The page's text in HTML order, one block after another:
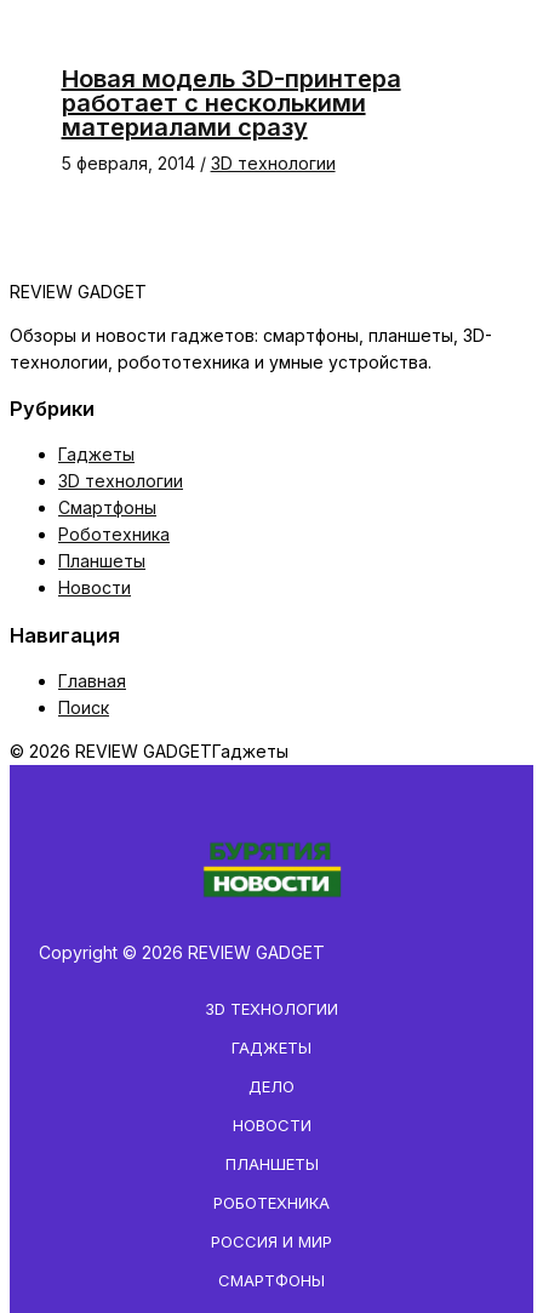
Новая модель 3D-принтера
работает с несколькими
материалами сразу
5 февраля, 2014 / 3D технологии
REVIEW GADGET
Обзоры и новости гаджетов: смартфоны, планшеты, 3D-
технологии, робототехника и умные устройства.
Рубрики
Гаджеты
3D технологии
Смартфоны
Роботехника
Планшеты
Новости
Навигация
Главная
Поиск
© 2026 REVIEW GADGETГаджеты
Copyright © 2026 REVIEW GADGET
3D ТЕХНОЛОГИИ
ГАДЖЕТЫ
ДЕЛО
НОВОСТИ
ПЛАНШЕТЫ
РОБОТЕХНИКА
РОССИЯ И МИР
СМАРТФОНЫ